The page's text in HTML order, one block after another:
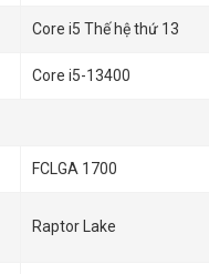
Core i5 Thế hệ thứ 13
Core i5-13400
FCLGA 1700
Raptor Lake